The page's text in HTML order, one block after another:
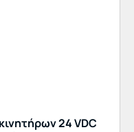
24 VDC